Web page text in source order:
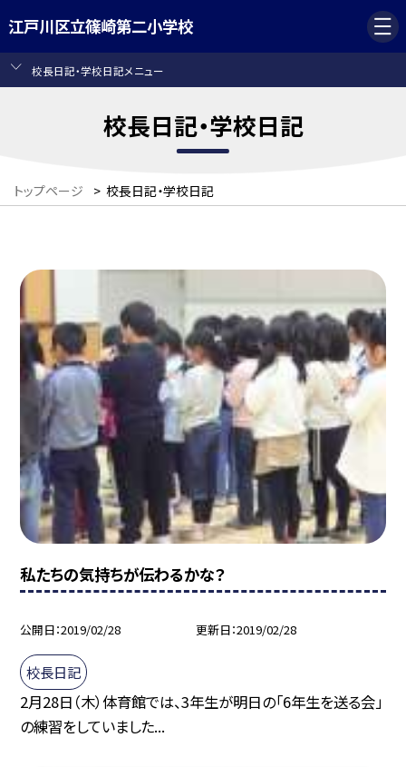
江戸川区立篠崎第二小学校
校長日記・学校日記メニュー
校長日記・学校日記
トップページ > 校長日記・学校日記
私たちの気持ちが伝わるかな？
公開日 2019/02/28 更新日 2019/02/28
校長日記
2月28日（木）体育館では、3年生が明日の「6年生を送る会」
の練習をしていました...